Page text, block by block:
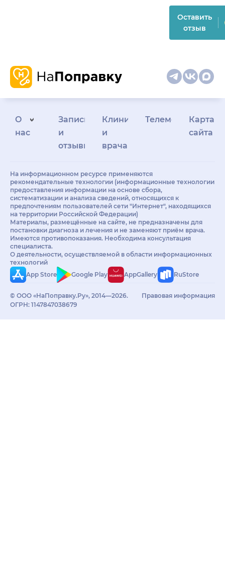
Оставить
отзыв
О
нас
Запись
и
отзывы
Клиникам
и
врачам
Телемедицина
Карта
сайта
На информационном ресурсе применяются
рекомендательные технологии (информационные технологии
предоставления информации на основе сбора,
систематизации и анализа сведений, относящихся к
предпочтениям пользователей сети "Интернет", находящихся
на территории Российской Федерации)
Материалы, размещённые на сайте, не предназначены для
постановки диагноза и лечения и не заменяют приём врача.
Имеются противопоказания. Необходима консультация
специалиста.
О деятельности, осуществляемой в области информационных
технологий
App Store
Google Play AppGallery RuStore
© ООО «НаПоправку.Ру», 2014—2026.
ОГРН: 1147847038679
Правовая информация